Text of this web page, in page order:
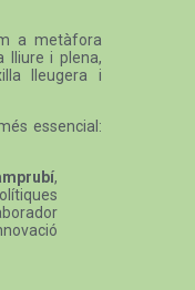
a metàfora
lliure i plena,
lleugera i
essencial:
,